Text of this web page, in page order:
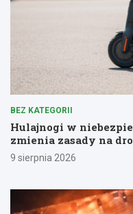
BEZ KATEGORII
Hulajnogi w
zmienia zasady na
9 sierpnia 2026